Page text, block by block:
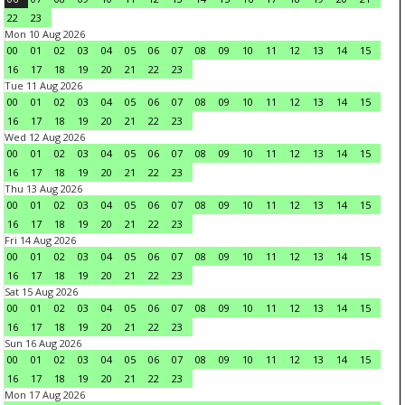
22
23
Mon 10 Aug 2026
00
01 02 03 04 05 06 07 08 09 10 11 12 13 14
15
16
17 18 19 20 21 22
23
Tue 11 Aug 2026
00
01 02 03 04 05 06 07 08 09 10 11 12 13 14
15
16
17 18 19 20 21 22
23
Wed 12 Aug 2026
00
01 02 03 04 05 06 07 08 09 10 11 12 13 14
15
16
17 18 19 20 21 22
23
Thu 13 Aug 2026
00
01 02 03 04 05 06 07 08 09 10 11 12 13 14
15
16
17 18 19 20 21 22
23
Fri 14 Aug 2026
00
01 02 03 04 05 06 07 08 09 10 11 12 13 14
15
16
17 18 19 20 21 22
23
Sat 15 Aug 2026
00
01 02 03 04 05 06 07 08 09 10 11 12 13 14
15
16
17 18 19 20 21 22
23
Sun 16 Aug 2026
00
01 02 03 04 05 06 07 08 09 10 11 12 13 14
15
16
17 18 19 20 21 22
23
Mon 17 Aug 2026